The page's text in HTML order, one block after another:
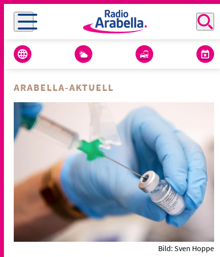
ARABELLA-AKTUELL
Bild: Sven Hoppe